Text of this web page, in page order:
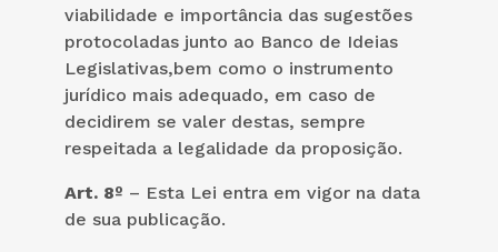
viabilidade e importância das sugestões
protocoladas junto ao Banco de Ideias
Legislativas,bem como o instrumento
jurídico mais adequado, em caso de
decidirem se valer destas, sempre
respeitada a legalidade da proposição.
Art. 8º – Esta Lei entra em vigor na data
de sua publicação.